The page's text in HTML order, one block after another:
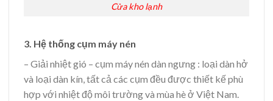
Cửa kho lạnh
3. Hệ thống cụm máy nén
– Giải nhiệt gió – cụm máy nén dàn ngưng : loại dàn hở
và loại dàn kín, tất cả các cụm đều được thiết kế phù
hợp với nhiệt độ môi trường và mùa hè ở Việt Nam.